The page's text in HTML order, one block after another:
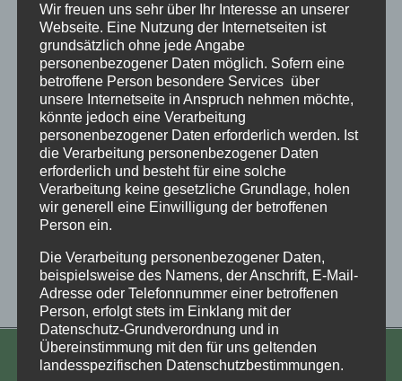
NRW: Bewegte Meditation – Workshop mit
Frauke Kretzer
28.09.2025 - 15:30-16:30
Vorheriger Tag
Kalender abonnieren
KONTAKT
Wir freuen uns sehr über Ihr Interesse an unserer
Webseite. Eine Nutzung der Internetseiten ist
grundsätzlich ohne jede Angabe
personenbezogener Daten möglich. Sofern eine
betroffene Person besondere Services über
unsere Internetseite in Anspruch nehmen möchte,
könnte jedoch eine Verarbeitung
personenbezogener Daten erforderlich werden. Ist
die Verarbeitung personenbezogener Daten
erforderlich und besteht für eine solche
Verarbeitung keine gesetzliche Grundlage, holen
wir generell eine Einwilligung der betroffenen
Person ein.
Die Verarbeitung personenbezogener Daten,
beispielsweise des Namens, der Anschrift, E-Mail-
Adresse oder Telefonnummer einer betroffenen
Person, erfolgt stets im Einklang mit der
Datenschutz-Grundverordnung und in
Übereinstimmung mit den für uns geltenden
landesspezifischen Datenschutzbestimmungen.